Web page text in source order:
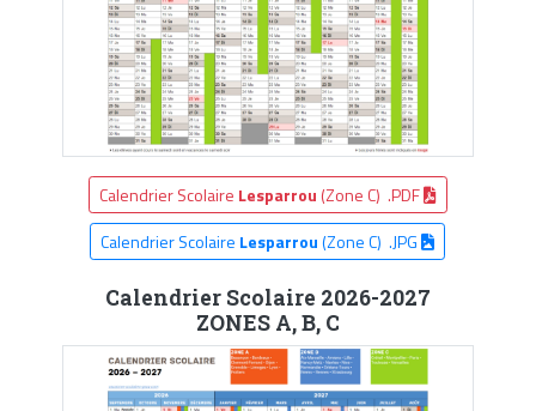
Calendrier Scolaire Lesparrou (Zone C) .PDF
Calendrier Scolaire Lesparrou(Zone C) .JPG
Calendrier Scolaire 2026-2027
ZONES A, B, C